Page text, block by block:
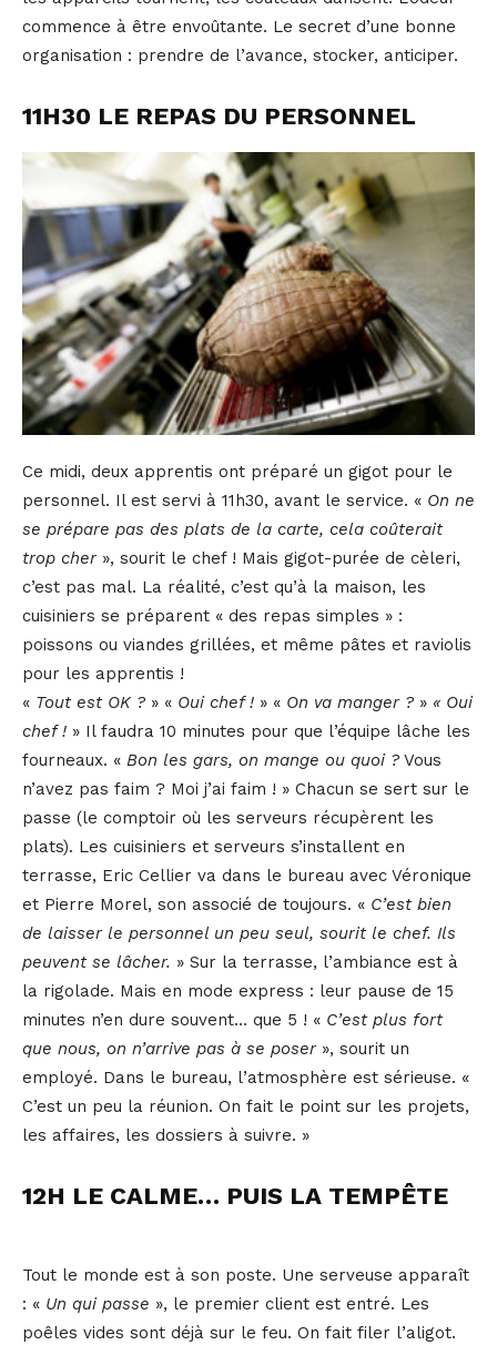
commence à être envoûtante. Le secret d’une bonne
organisation : prendre de l’avance, stocker, anticiper.
11H30 LE REPAS DU PERSONNEL
Ce midi, deux apprentis ont préparé un gigot pour le
personnel. Il est servi à 11h30, avant le service. « On ne
se prépare pas des plats de la carte, cela coûterait
trop cher», sourit le chef ! Mais gigot-purée de cèleri,
c’est pas mal. La réalité, c’est qu’à la maison, les
cuisiniers se préparent « des repas simples » :
poissons ou viandes grillées, et même pâtes et raviolis
pour les apprentis !
« Tout est OK ? » « Oui chef ! » « On va manger ? » « Oui
chef ! » Il faudra 10 minutes pour que l’équipe lâche les
fourneaux. « Bon les gars, on mange ou quoi ? Vous
n’avez pas faim ? Moi j’ai faim ! » Chacun se sert sur le
passe (le comptoir où les serveurs récupèrent les
plats). Les cuisiniers et serveurs s’installent en
terrasse, Eric Cellier va dans le bureau avec Véronique
et Pierre Morel, son associé de toujours. « C’est bien
de laisser le personnel un peu seul, sourit le chef. Ils
peuvent se lâcher. » Sur la terrasse, l’ambiance est à
la rigolade. Mais en mode express : leur pause de 15
minutes n’en dure souvent… que 5 ! « C’est plus fort
que nous, on n’arrive pas à se poser», sourit un
employé. Dans le bureau, l’atmosphère est sérieuse. «
C’est un peu la réunion. On fait le point sur les projets,
les affaires, les dossiers à suivre. »
12H LE CALME… PUIS LA TEMPÊTE
Tout le monde est à son poste. Une serveuse apparaît
: « Un qui passe », le premier client est entré. Les
poêles vides sont déjà sur le feu. On fait filer l’aligot.